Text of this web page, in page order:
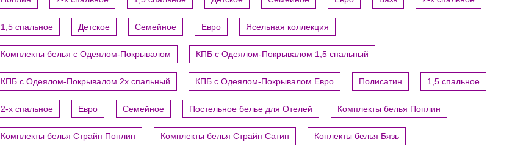
1,5 спальное Детское Семейное Евро Ясельная коллекция
Комплекты белья с Одеялом-Покрывалом КПБ с Одеялом-Покрывалом 1,5 спальный
КПБ с Одеялом-Покрывалом 2х спальный КПБ с Одеялом-Покрывалом Евро Полисатин 1,5 спальное
2-х спальное Евро Семейное Постельное белье для Отелей Комплекты белья Поплин
Комплекты белья Страйп Поплин Комплекты белья Страйп Сатин Коплекты белья Бязь